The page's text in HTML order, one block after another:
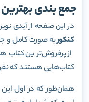
جمع بندی
در این صفحه از آیدی
کنکوربه صورت کامل و
از پرفروش‌ترین
کتاب‌هایی هستند که
همان‌طور که در اول